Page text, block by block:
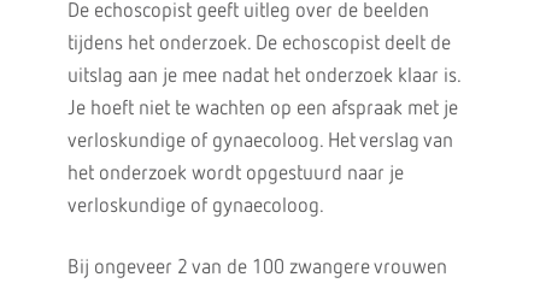
De echoscopist geeft uitleg over de beelden
tijdens het onderzoek. De echoscopist deelt de
uitslag aan je mee nadat het onderzoek klaar is.
Je hoeft niet te wachten op een afspraak met je
verloskundige of gynaecoloog. Het verslag van
het onderzoek wordt opgestuurd naar je
verloskundige of gynaecoloog.
Bij ongeveer 2 van de 100 zwangere vrouwen